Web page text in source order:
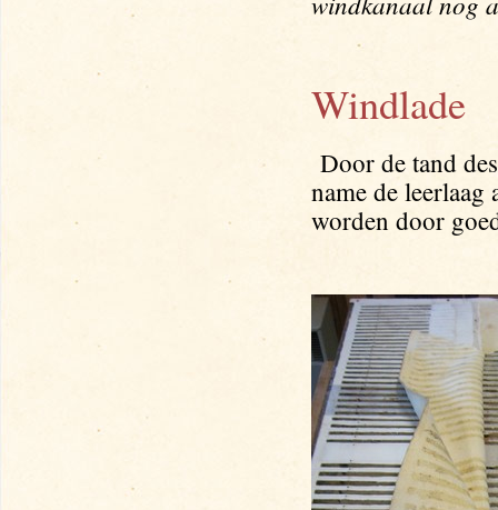
Windlade
Door de tand
name de
worden door